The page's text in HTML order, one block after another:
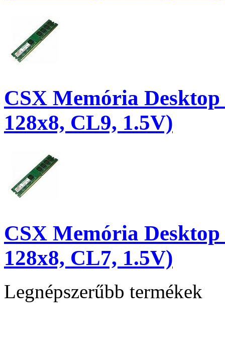
CSX Memória
128x8, CL9, 1.5V)
CSX Memória
128x8, CL7, 1.5V)
Legnépszerűbb termékek